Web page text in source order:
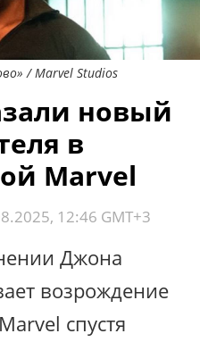
/ Marvel Studios
новый
в
Marvel
12:46 GMT+3
Джона
возрождение
спустя